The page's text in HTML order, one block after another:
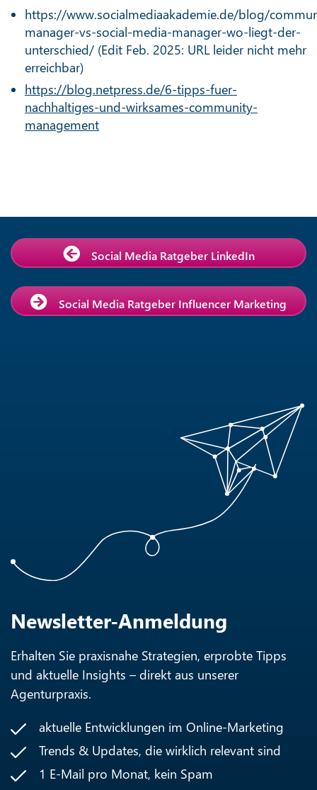
https://www.socialmediaakademie.de/blog/
manager-vs-social-media-manager-wo-liegt-der-
unterschied/ (Edit Feb. 2025: URL leider nicht mehr
erreichbar)
https://blog.netpress.de/6-tipps-fuer-
nachhaltiges-und-wirksames-community-
management
Social Media Ratgeber LinkedIn
Social Media Ratgeber Influencer Marketing
Newsletter-Anmeldung
Erhalten Sie praxisnahe Strategien, erprobte Tipps
und aktuelle Insights – direkt aus unserer
Agenturpraxis.
aktuelle Entwicklungen im Online-Marketing
Trends & Updates, die wirklich relevant sind
1 E-Mail pro Monat, kein Spam